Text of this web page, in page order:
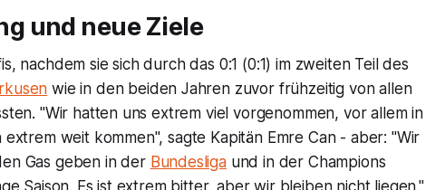
und neue Ziele
nachdem sie sich durch das 0:1 (0:1) im zweiten Teil des
wie in den beiden Jahren zuvor frühzeitig von allen
"Wir hatten uns extrem viel vorgenommen, vor allem in
weit kommen", sagte Kapitän Emre Can - aber: "Wir
Gas geben in der Bundesligaund in der Champions